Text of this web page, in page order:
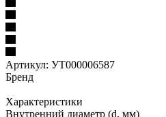
Артикул: УТ000006587
Бренд
Характеристики
Внутренний диаметр (d, мм)